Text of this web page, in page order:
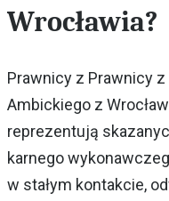
Wrocławia?
Prawnicy z Prawnicy
Ambickiego z
reprezentują
karnego
w stałym kontakcie,